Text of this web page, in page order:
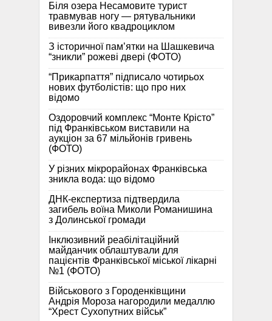
Біля озера Несамовите турист
травмував ногу — рятувальники
вивезли його квадроциклом
З історичної памʼятки на Шашкевича
“зникли” рожеві двері (ФОТО)
“Прикарпаття” підписало чотирьох
нових футболістів: що про них
відомо
Оздоровчий комплекс “Монте Крісто”
під Франківськом виставили на
аукціон за 67 мільйонів гривень
(ФОТО)
У різних мікрорайонах Франківська
зникла вода: що відомо
ДНК-експертиза підтвердила
загибель воїна Миколи Романишина
з Долинської громади
Інклюзивний реабілітаційний
майданчик облаштували для
пацієнтів Франківської міської лікарні
№1 (ФОТО)
Військового з Городенківщини
Андрія Мороза нагородили медаллю
“Хрест Сухопутних військ”